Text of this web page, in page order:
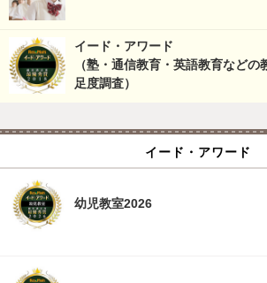
イード・アワード
（塾・通信教育・英語教育など
足度調査）
イード・アワード
幼児教室2026